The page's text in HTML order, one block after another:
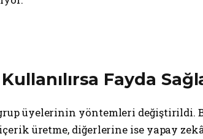
Fayda
üyelerinin yöntemleri değiştirildi.
üretme, diğerlerine ise yapay